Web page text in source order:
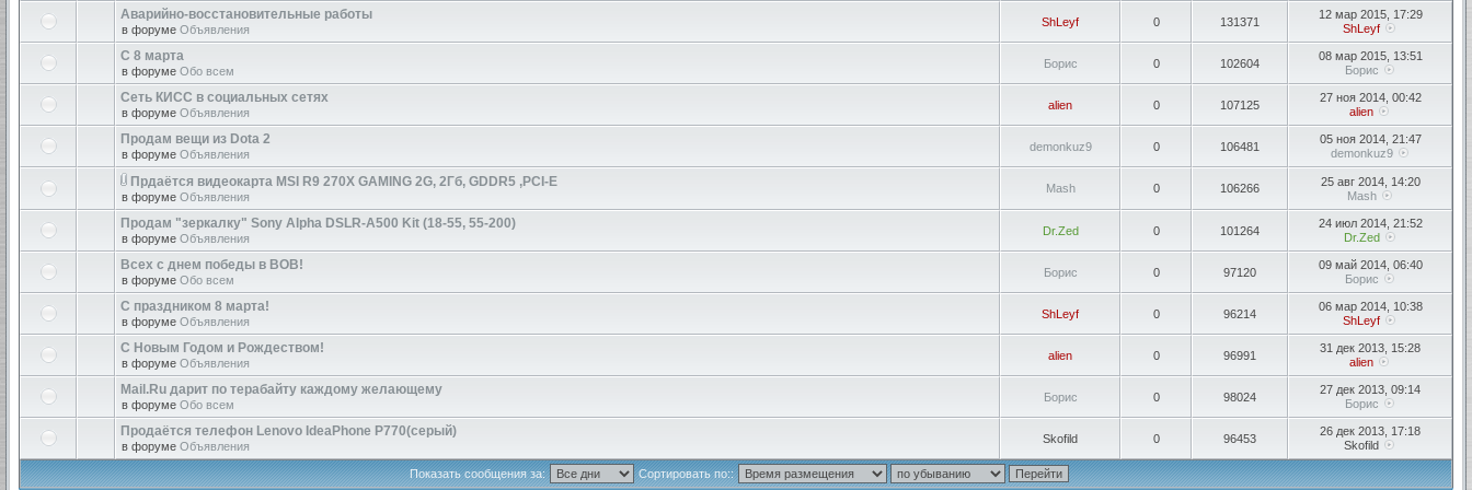
Аварийно-восстановительные работы
в форуме Объявления
ShLeyf 0 131371
12 мар 2015, 17:29
ShLeyf
С 8 марта
в форуме Обо всем
Борис 0 102604
08 мар 2015, 13:51
Борис
Сеть КИСС в социальных сетях
в форуме Объявления
alien 0 107125
27 ноя 2014, 00:42
alien
Продам вещи из Dota 2
в форуме Объявления
demonkuz9 0 106481
05 ноя 2014, 21:47
demonkuz9
Прдаётся видеокарта MSI R9 270X GAMING 2G, 2Гб, GDDR5 ,PCI-E
в форуме Объявления
Mash 0 106266
25 авг 2014, 14:20
Mash
Продам "зеркалку" Sony Alpha DSLR-A500 Kit (18-55, 55-200)
в форуме Объявления
Dr.Zed 0 101264
24 июл 2014, 21:52
Dr.Zed
Всех с днем победы в ВОВ!
в форуме Обо всем
Борис 0 97120
09 май 2014, 06:40
Борис
С праздником 8 марта!
в форуме Объявления
ShLeyf 0 96214
06 мар 2014, 10:38
ShLeyf
С Новым Годом и Рождеством!
в форуме Объявления
alien 0 96991
31 дек 2013, 15:28
alien
Mail.Ru дарит по терабайту каждому желающему
в форуме Обо всем
Борис 0 98024
27 дек 2013, 09:14
Борис
Продаётся телефон Lenovo IdeaPhone P770(серый)
в форуме Объявления
Skofild 0 96453
26 дек 2013, 17:18
Skofild
Показать сообщения за: Сортировать по::